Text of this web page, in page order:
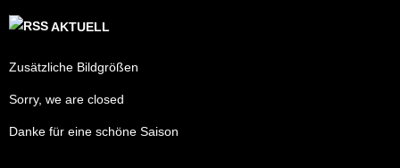
AKTUELL
Zusätzliche Bildgrößen
Sorry, we are closed
Danke für eine schöne Saison